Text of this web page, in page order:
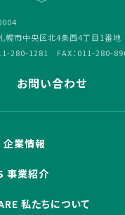
幌市中央区北4条西4丁目1番地
280-1281 FAX：011-280-
お問い合わせ
企業情報
事業紹介
私たちについて